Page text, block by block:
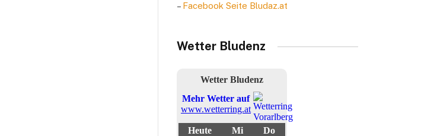
– Facebook Seite Bludaz.at
Wetter Bludenz